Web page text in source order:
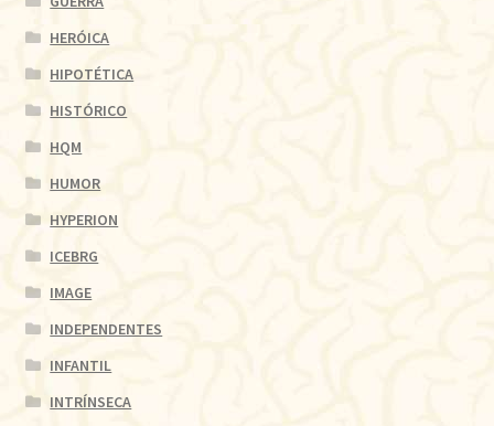
HERÓICA
HIPOTÉTICA
HISTÓRICO
HQM
HUMOR
HYPERION
ICEBRG
IMAGE
INDEPENDENTES
INFANTIL
INTRÍNSECA